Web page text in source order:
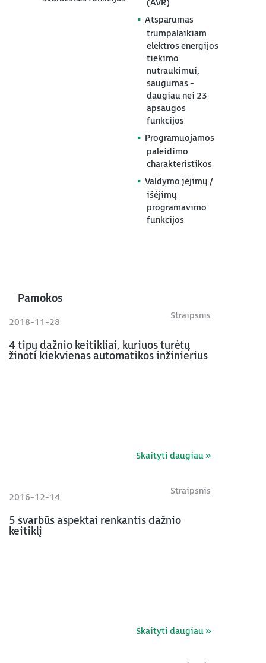
(AVR)
Atsparumas
trumpalaikiam
elektros energijos
tiekimo
nutraukimui,
saugumas -
daugiau nei 23
apsaugos
funkcijos
Programuojamos
paleidimo
charakteristikos
Valdymo įėjimų /
išėjimų
programavimo
funkcijos
Pamokos
Straipsnis
2018-11-28
4 tipų dažnio keitikliai, kuriuos turėtų
žinoti kiekvienas automatikos inžinierius
Skaityti daugiau »
Straipsnis
2016-12-14
5 svarbūs aspektai renkantis dažnio
keitiklį
Skaityti daugiau »